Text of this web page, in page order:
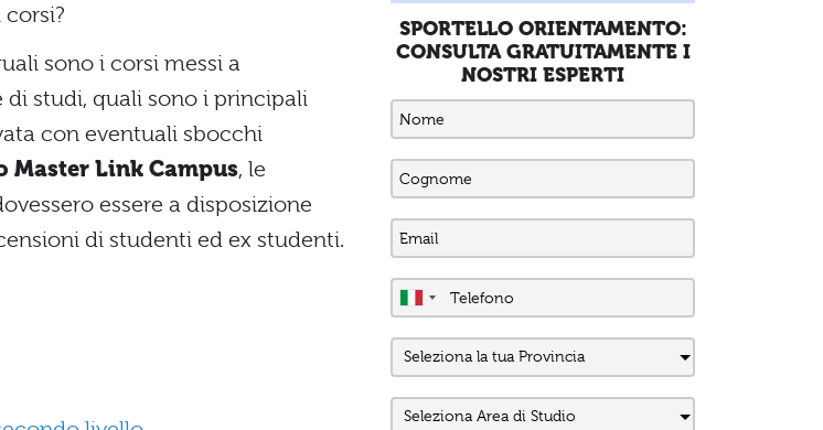
sono i corsi messi a
di studi, quali sono i principali
con eventuali sbocchi
Master Link Campus, le
essere a disposizione
di studenti ed ex studenti.
SPORTELLO ORIENTAMENTO:
CONSULTA GRATUITAMENTE I
NOSTRI ESPERTI